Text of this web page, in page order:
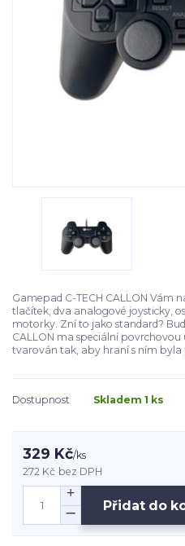
Gamepad C-TECH CALLON Vám
tlačítek, dva analogové joysticky,
motorky. Zní to jako standard?
CALLON ma speciální
tvarován tak, aby hraní s ním byla
Dostupnost Skladem 1 ks
329 Kč/ks
272 Kč bez DPH
Přidat do